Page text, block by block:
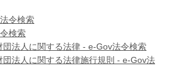
令検索
検索
法人に関する法律 - e-Gov法令検索
法人に関する法律施行規則 - e-Gov法